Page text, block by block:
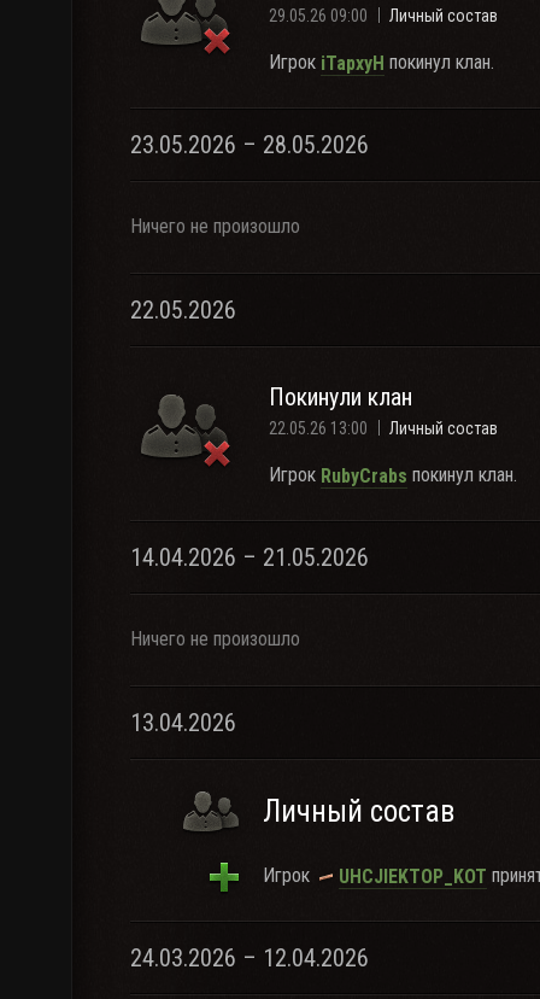
29.05.26 09:00 Личный состав
Игрок iTapxyH покинул клан.
23.05.2026 – 28.05.2026
Ничего не произошло
22.05.2026
Покинули клан
22.05.26 13:00 Личный состав
Игрок RubyCrabs покинул клан.
14.04.2026 – 21.05.2026
Ничего не произошло
13.04.2026
Личный состав
Игрок UHCJIEKTOP_KOT
24.03.2026 – 12.04.2026